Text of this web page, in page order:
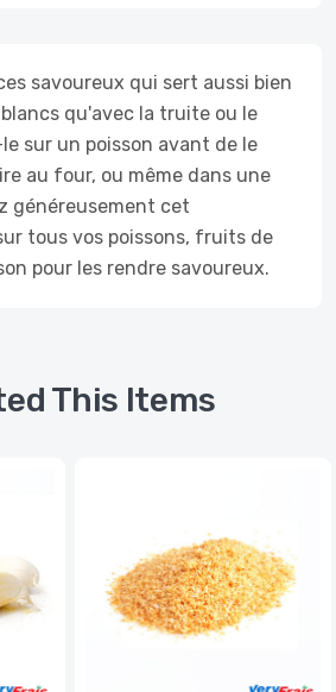
savoureux qui sert aussi bien
qu'avec la truite ou le
sur un poisson avant de le
au four, ou même dans une
généreusement cet
tous vos poissons, fruits de
pour les rendre savoureux.
This Items